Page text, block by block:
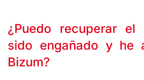
¿Puedo recuperar
sido engañado y he
Bizum?